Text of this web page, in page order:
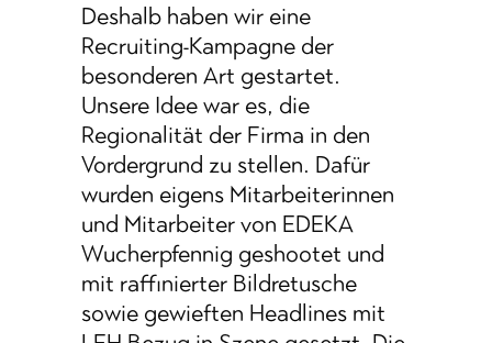
Deshalb haben wir eine
Recruiting-Kampagne der
besonderen Art gestartet.
Unsere Idee war es, die
Regionalität der Firma in den
Vordergrund zu stellen. Dafür
wurden eigens Mitarbeiterinnen
und Mitarbeiter von EDEKA
Wucherpfennig geshootet und
mit raffinierter Bildretusche
sowie gewieften Headlines mit